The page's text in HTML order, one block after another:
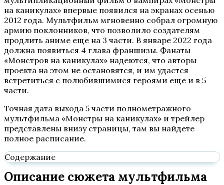
на каникулах» впервые появился на экранах осенью
2012 года. Мультфильм мгновенно собрал огромную
армию поклонников, что позволило создателям
продлить аниме еще на 3 части. В январе 2022 года
должна появиться 4 глава франшизы. Фанаты
«Монстров на каникулах» надеются, что авторы
проекта на этом не остановятся, и им удастся
встретиться с полюбившимися героями еще и в 5
части.
Точная дата выхода 5 части полнометражного
мультфильма «Монстры на каникулах» и трейлер
представлены внизу страницы, там вы найдете
полное расписание.
Содержание
Описание сюжета мультфильма